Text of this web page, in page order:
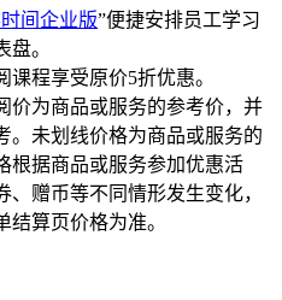
间企业版”便捷安排员工学习
。
课程享受原价5折优惠。
价为商品或服务的参考价，并
。未划线价格为商品或服务的
根据商品或服务参加优惠活
赠币等不同情形发生变化，
算页价格为准。